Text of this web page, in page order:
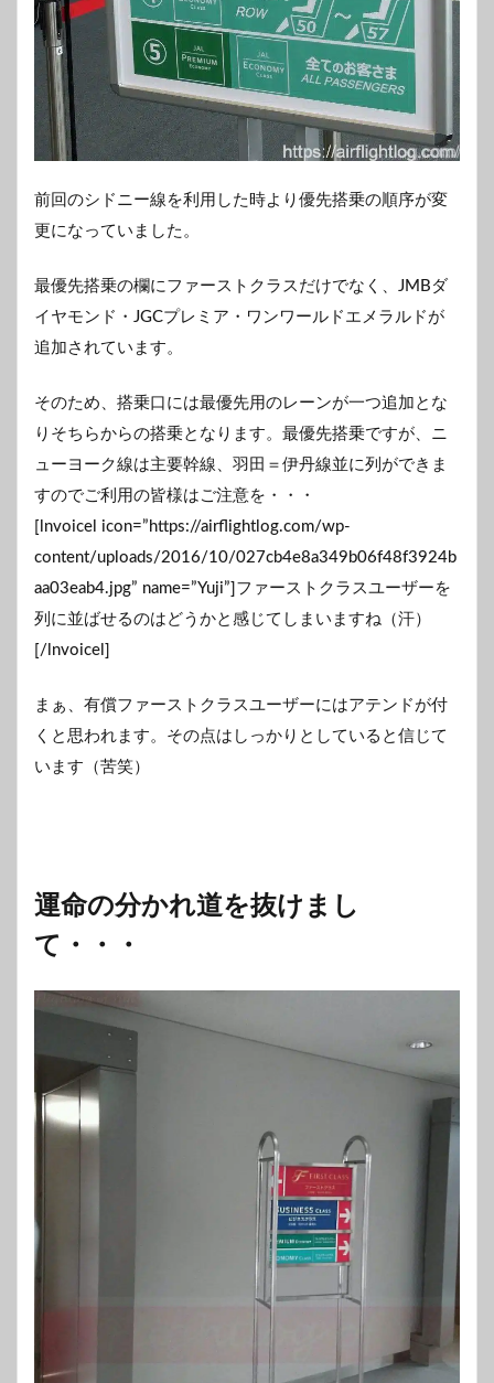
前回のシドニー線を利用した時より優先搭乗の順序が変
更になっていました。
最優先搭乗の欄にファーストクラスだけでなく、JMBダ
イヤモンド・JGCプレミア・ワンワールドエメラルドが
追加されています。
そのため、搭乗口には最優先用のレーンが一つ追加とな
りそちらからの搭乗となります。最優先搭乗ですが、ニ
ューヨーク線は主要幹線、羽田＝伊丹線並に列ができま
すのでご利用の皆様はご注意を・・・
[lnvoicel icon=”https://airflightlog.com/wp-
content/uploads/2016/10/027cb4e8a349b06f48f3924b
aa03eab4.jpg” name=”Yuji”]ファーストクラスユーザーを
列に並ばせるのはどうかと感じてしまいますね（汗）
[/lnvoicel]
まぁ、有償ファーストクラスユーザーにはアテンドが付
くと思われます。その点はしっかりとしていると信じて
います（苦笑）
運命の分かれ道を抜けまし
て・・・